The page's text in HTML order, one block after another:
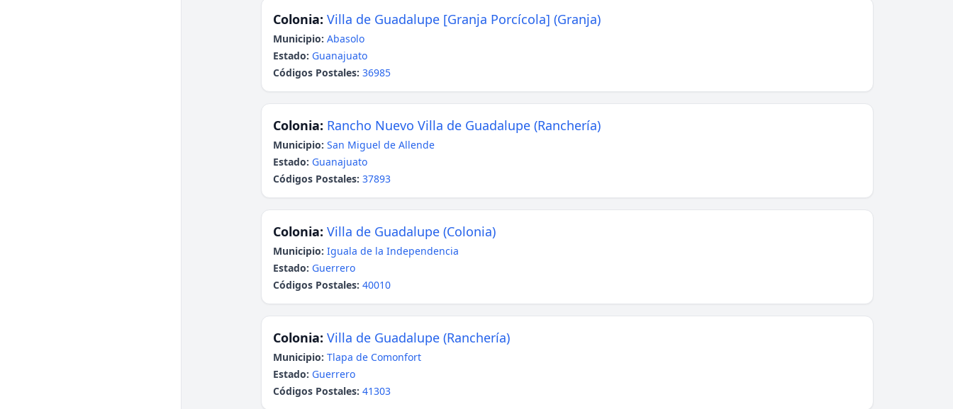
Colonia: Villa de Guadalupe [Granja Porcícola] (Granja)
Municipio: Abasolo
Estado: Guanajuato
Códigos Postales: 36985
Colonia: Rancho Nuevo Villa de Guadalupe (Ranchería)
Municipio: San Miguel de Allende
Estado: Guanajuato
Códigos Postales: 37893
Colonia: Villa de Guadalupe (Colonia)
Municipio: Iguala de la Independencia
Estado: Guerrero
Códigos Postales: 40010
Colonia: Villa de Guadalupe (Ranchería)
Municipio: Tlapa de Comonfort
Estado: Guerrero
Códigos Postales: 41303